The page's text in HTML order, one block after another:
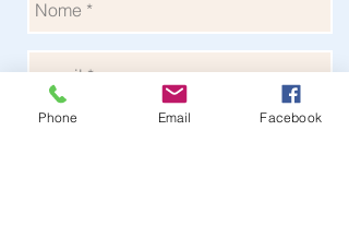
Phone Email Facebook